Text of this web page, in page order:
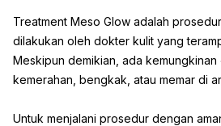
Treatment Meso Glow adalah
dilakukan oleh dokter kulit yang
Meskipun demikian, ada
kemerahan, bengkak, atau memar di
Untuk menjalani prosedur dengan